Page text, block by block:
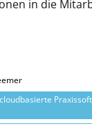
in die
Kosten zu